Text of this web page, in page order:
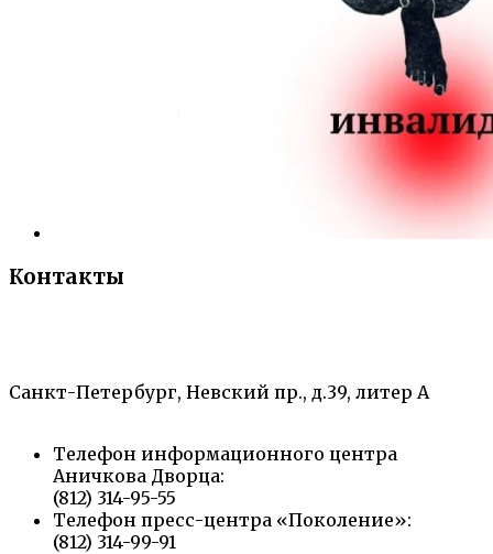
Контакты
Санкт-Петербург, Невский пр., д.39, литер А
Телефон информационного центра
Аничкова Дворца:
(812) 314-95-55
Телефон пресс-центра «Поколение»:
(812) 314-99-91